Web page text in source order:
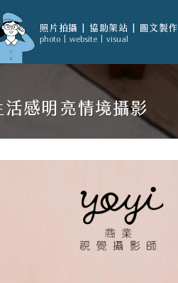
照片拍攝 | 協助架站 | 圖文製作
photo | website | visual
感明亮情境攝影